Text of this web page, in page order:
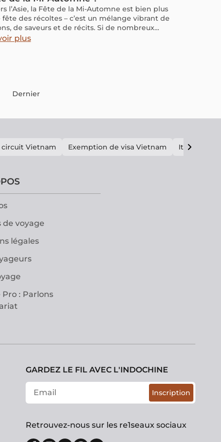
l’Asie, la Fête de la Mi-Automne est bien plus
fête des récoltes – c’est un mélange vibrant de
de saveurs et de récits. Si de nombreux
partagent les mêmes racines culturelles,
plus
Dernier
circuit Vietnam Exemption de visa Vietnam Itinéraire
de voyage
légales
Pro : Parlons
GARDEZ LE FIL AVEC L'INDOCHINE
Inscription
Retrouvez-nous sur les re1seaux sociaux